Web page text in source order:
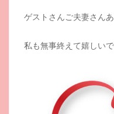
ゲストさんご夫妻さん
私も無事終えて嬉しい